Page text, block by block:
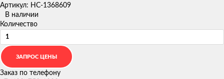
Артикул: НС-1368609
В наличии
Количество
Заказ по телефону